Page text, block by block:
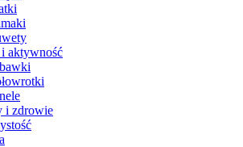
aktywność
i zdrowie